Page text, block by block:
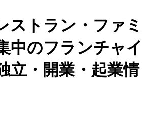
ストラン・ファミ
中のフランチャイ
立・開業・起業情